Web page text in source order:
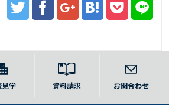
見学 資料請求 お問合わせ